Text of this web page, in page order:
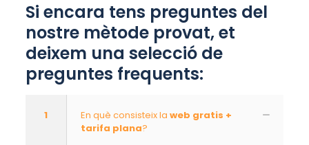
Si encara tens preguntes del
nostre mètode provat, et
deixem una selecció de
preguntes frequents:
1 En què consisteix la web gratis +
tarifa plana?